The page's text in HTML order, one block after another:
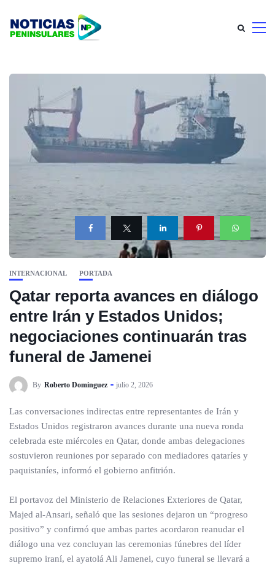
INTERNACIONAL PORTADA
Qatar reporta avances en diálogo
entre Irán y Estados Unidos;
negociaciones continuarán tras
funeral de Jamenei
By Roberto Dominguez julio 2, 2026
Las conversaciones indirectas entre representantes de Irán y
Estados Unidos registraron avances durante una nueva ronda
celebrada este miércoles en Qatar, donde ambas delegaciones
sostuvieron reuniones por separado con mediadores qataríes y
paquistaníes, informó el gobierno anfitrión.
El portavoz del Ministerio de Relaciones Exteriores de Qatar,
Majed al-Ansari, señaló que las sesiones dejaron un “progreso
positivo” y confirmó que ambas partes acordaron reanudar el
diálogo una vez concluyan las ceremonias fúnebres del líder
supremo iraní, el ayatolá Ali Jamenei, cuyo funeral se llevará a